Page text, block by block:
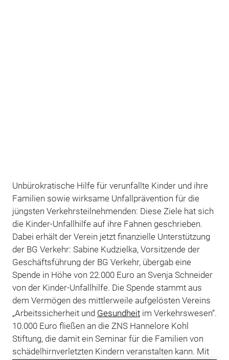
Unbürokratische Hilfe für verunfallte Kinder und ihre
Familien sowie wirksame Unfallprävention für die
jüngsten Verkehrsteilnehmenden: Diese Ziele hat sich
die Kinder-Unfallhilfe auf ihre Fahnen geschrieben.
Dabei erhält der Verein jetzt finanzielle Unterstützung
der BG Verkehr: Sabine Kudzielka, Vorsitzende der
Geschäftsführung der BG Verkehr, übergab eine
Spende in Höhe von 22.000 Euro an Svenja Schneider
von der Kinder-Unfallhilfe. Die Spende stammt aus
dem Vermögen des mittlerweile aufgelösten Vereins
„Arbeitssicherheit und Gesundheitim Verkehrswesen“.
10.000 Euro fließen an die ZNS Hannelore Kohl
Stiftung, die damit ein Seminar für die Familien von
schädelhirnverletzten Kindern veranstalten kann. Mit